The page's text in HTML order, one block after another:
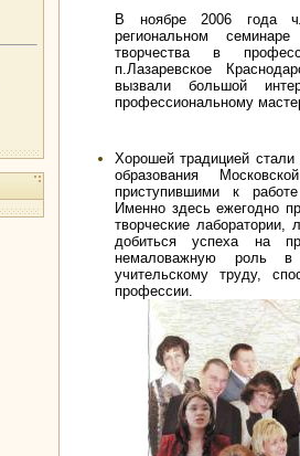
В ноябре 2006 года
региональном
творчества в
п.Лазаревское
вызвали большой
профессиональному
Хорошей традицией стали
образования
приступившими к
Именно здесь ежегодно
творческие
добиться успеха на
немаловажную роль в
учительскому труду,
профессии.